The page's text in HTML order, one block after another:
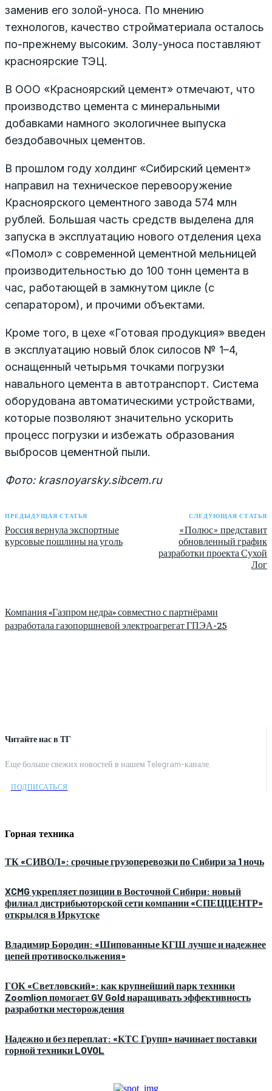
Читайте нас в ТГ
Еще больше свежих новостей в нашем Telegram-канале.
ПОДПИСАТЬСЯ
Горная техника
ТК «СИВОЛ»: срочные грузоперевозки по Сибири за 1 ночь
XCMG укрепляет позиции в Восточной Сибири: новый
филиал дистрибьюторской сети компании «СПЕЦЦЕНТР»
открылся в Иркутске
Владимир Бородин: «Шипованные КГШ лучше и надежнее
цепей противоскольжения»
ГОК «Светловский»: как крупнейший парк техники
Zoomlion помогает GV Gold наращивать эффективность
разработки месторождения
Надежно и без переплат: «КТС Групп» начинает поставки
горной техники LOVOL
заменив его золой-уноса. По мнению
технологов, качество стройматериала осталось
по-прежнему высоким. Золу-уноса поставляют
красноярские ТЭЦ.
В ООО «Красноярский цемент» отмечают, что
производство цемента с минеральными
добавками намного экологичнее выпуска
бездобавочных цементов.
В прошлом году холдинг «Сибирский цемент»
направил на техническое перевооружение
Красноярского цементного завода 574 млн
рублей. Большая часть средств выделена для
запуска в эксплуатацию нового отделения цеха
«Помол» с современной цементной мельницей
производительностью до 100 тонн цемента в
час, работающей в замкнутом цикле (с
сепаратором), и прочими объектами.
Кроме того, в цехе «Готовая продукция» введен
в эксплуатацию новый блок силосов № 1–4,
оснащенный четырьмя точками погрузки
навального цемента в автотранспорт. Система
оборудована автоматическими устройствами,
которые позволяют значительно ускорить
процесс погрузки и избежать образования
выбросов цементной пыли.
Фото: krasnoyarsky.sibcem.ru
ПРЕДЫДУЩАЯ СТАТЬЯ
Россия вернула экспортные
курсовые пошлины на уголь
СЛЕДУЮЩАЯ СТАТЬЯ
«Полюс» представит
обновленный график
разработки проекта Сухой
Лог
Компания «Газпром недра» совместно с партнёрами
разработала газопоршневой электроагрегат ГПЭА-25